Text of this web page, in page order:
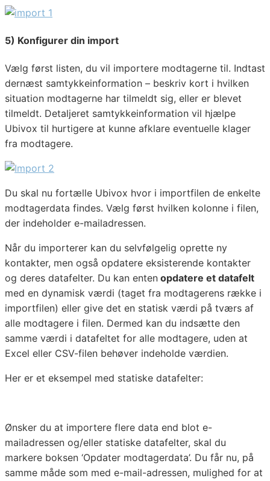
5) Konfigurer din import
Vælg først listen, du vil importere modtagerne til. Indtast
dernæst samtykkeinformation – beskriv kort i hvilken
situation modtagerne har tilmeldt sig, eller er blevet
tilmeldt. Detaljeret samtykkeinformation vil hjælpe
Ubivox til hurtigere at kunne afklare eventuelle klager
fra modtagere.
Du skal nu fortælle Ubivox hvor i importfilen de enkelte
modtagerdata findes. Vælg først hvilken kolonne i filen,
der indeholder e-mailadressen.
Når du importerer kan du selvfølgelig oprette ny
kontakter, men også opdatere eksisterende kontakter
og deres datafelter. Du kan enten opdatere et datafelt
med en dynamisk værdi (taget fra modtagerens række i
importfilen) eller give det en statisk værdi på tværs af
alle modtagere i filen. Dermed kan du indsætte den
samme værdi i datafeltet for alle modtagere, uden at
Excel eller CSV-filen behøver indeholde værdien.
Her er et eksempel med statiske datafelter:
Ønsker du at importere flere data end blot e-
mailadressen og/eller statiske datafelter, skal du
markere boksen ‘Opdater modtagerdata’. Du får nu, på
samme måde som med e-mail-adressen, mulighed for at